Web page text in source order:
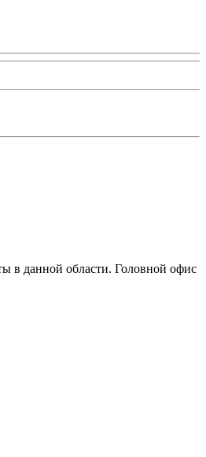
в данной области. Головной офис